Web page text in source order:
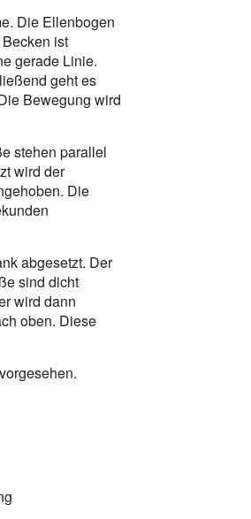
Die Ellenbogen
ist
gerade Linie.
geht es
Bewegung wird
stehen parallel
wird der
Die
abgesetzt. Der
sind dicht
wird dann
oben. Diese